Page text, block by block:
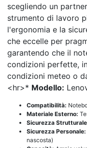
scegliendo un
strumento di lavoro
l'ergonomia e la
che eccelle per
garantendo che il
condizioni perfette,
condizioni meteo o
<hr>* Modello:
Compatibilità:
Materiale Esterno:
Sicurezza
Sicurezza Personale:
nascosta)